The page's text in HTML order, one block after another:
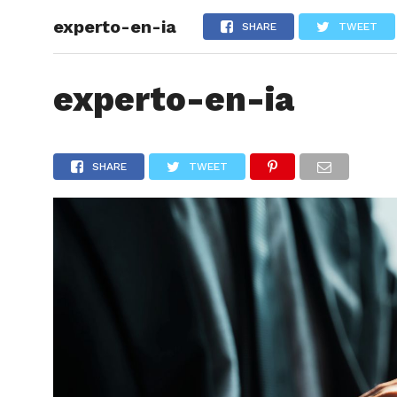
experto-en-ia SHARE TWEET
experto-en-ia
SHARE TWEET